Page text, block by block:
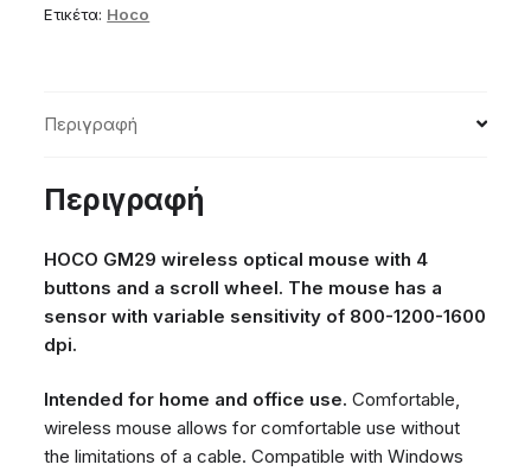
Ετικέτα: Hoco
Περιγραφή
Περιγραφή
HOCO GM29 wireless optical mouse with 4
buttons and a scroll wheel. The mouse has a
sensor with variable sensitivity of 800-1200-1600
dpi.
Intended for home and office use. Comfortable,
wireless mouse allows for comfortable use without
the limitations of a cable. Compatible with Windows